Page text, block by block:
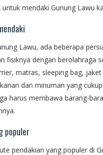
mendaki Gunung Lawu
Lawu, ada beberapa
fisiknya dengan berolahraga
matras, sleeping bag,
dan minuman yang
harus membawa barang-
populer
pendakian yang populer di